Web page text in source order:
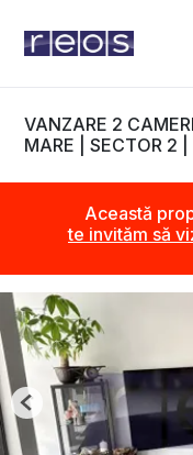
VANZARE 2
MARE | SECTOR 2 |
Această
te invităm să
Previous